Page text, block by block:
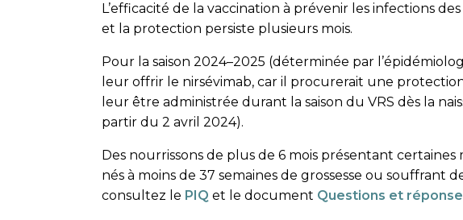
L’efficacité de la vaccination à prévenir les infections
et la protection persiste plusieurs mois.
Pour la saison 2024–2025 (déterminée par
leur offrir le nirsévimab, car il procurerait une
leur être administrée durant la saison du VRS dès la
partir du 2 avril 2024).
Des nourrissons de plus de 6 mois présentant
nés à moins de 37 semaines de grossesse ou souffrant
consultez le PIQ et le document Questions et